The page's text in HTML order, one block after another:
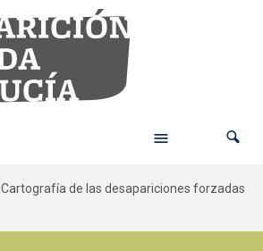
Cartografía de las desapariciones forzadas